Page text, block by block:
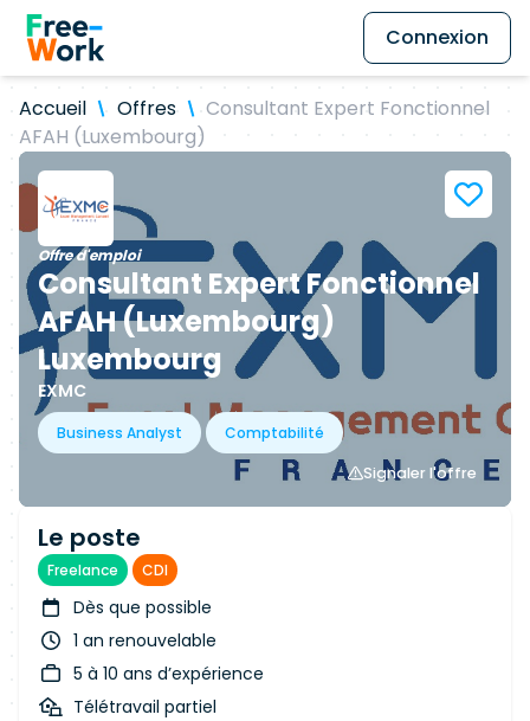
Connexion
Accueil Offres
Consultant Expert Fonctionnel
AFAH (Luxembourg)
Offre d'emploi
Consultant Expert Fonctionnel
AFAH (Luxembourg)
Luxembourg
EXMC
Business Analyst
Comptabilité
Signaler l'offre
Le poste
Freelance CDI
Dès que possible
1 an renouvelable
5 à 10 ans d’expérience
Télétravail partiel